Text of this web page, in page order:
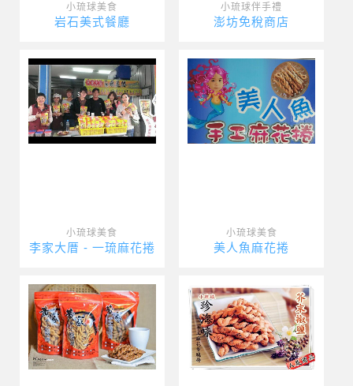
小琉球美食
岩石美式餐廳
小琉球伴手禮
澎坊免稅商店
小琉球美食
李家大厝 - 一琉麻花捲
小琉球美食
美人魚麻花捲